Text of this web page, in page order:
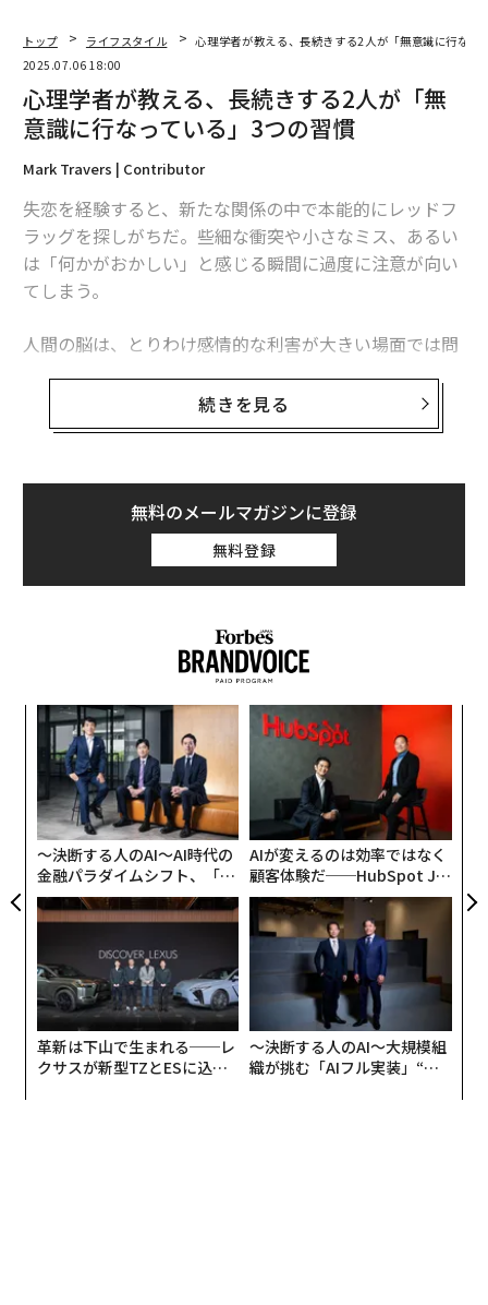
真も大量に流れてくるため、比較対象が無限に広がり、
自信喪失につながっているのかもしれない。
では、もし見た目を1箇所変えられる（整形できる）と
したら、どこを変えたいかという問いに対し、「鼻」が
32%でダントツのトップだった。次いで「目」が19%、
のあたりがコンプレックスに感じられるのかもしれな
い。一方で、「整形したくない」という回答が9%あり、
SNSで他人の写真や動画を見たとき、自分の見た目につ
いてどう感じるかについては、「自分ももっとかわいく
なりたいと前向きに思う」が37%で最も多く、「SNSで
かわいい子ばかり見てしまうと自信がなくなる」が2
8%、「加工された写真と現実の自分との差に落ち込
む」が22%と続いた。ポジティブな回答がトップになっ
トップ ライフスタイル
心理学者が教える、長続きする2人が「無意識に行なっ
2025.07.06 18:00
心理学者が教える、長続きする2人が「無
意識に行なっている」3つの習慣
Mark Travers | Contributor
失恋を経験すると、新たな関係の中で本能的にレッドフ
ラッグを探しがちだ。些細な衝突や小さなミス、あるい
は「何かがおかしい」と感じる瞬間に過度に注意が向い
てしまう。
人間の脳は、とりわけ感情的な利害が大きい場面では問
決定づけるのは、目に見える苦労ばかりではない。静か
で気づかれにくい行動のほうが雄弁な場合もある。「沈
当てはめることができる。
同様に、カップルセラピストが強固なパートナーシップ
の指標として注目するのは、激しい「本音トーク」では
ない。年月を経て第二の天性となった、小さくほとんど
続きを見る
無料のメールマガジンに登録
無料登録
〜決断する人のAI〜AI時代の
金融パラダイムシフト、「超
個別化」の核心 【MUFG×ウ
ェルスナビ×PwC】
AIが変えるのは効率ではなく
顧客体験だ──HubSpot Ja
panが語る「Grow Better」
な組織のつくり方
革新は下山で生まれる──レ
クサスが新型TZとESに込め
〜決断する人のAI〜大規模組
織が挑む「AIフル実装」“使